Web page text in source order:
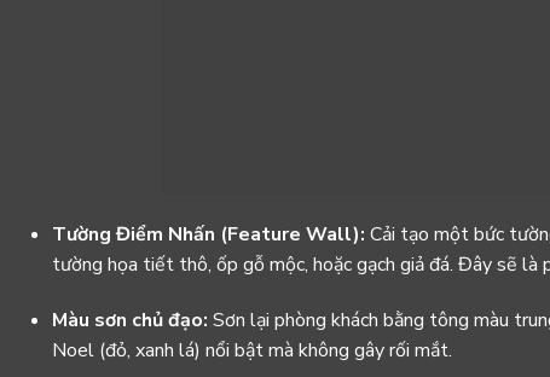
Tường Điểm Nhấn (Feature Wall): Cải tạo một bức
tường họa tiết thô, ốp gỗ mộc, hoặc gạch giả đá. Đây sẽ là
Màu sơn chủ đạo: Sơn lại phòng khách bằng tông màu
Noel (đỏ, xanh lá) nổi bật mà không gây rối mắt.